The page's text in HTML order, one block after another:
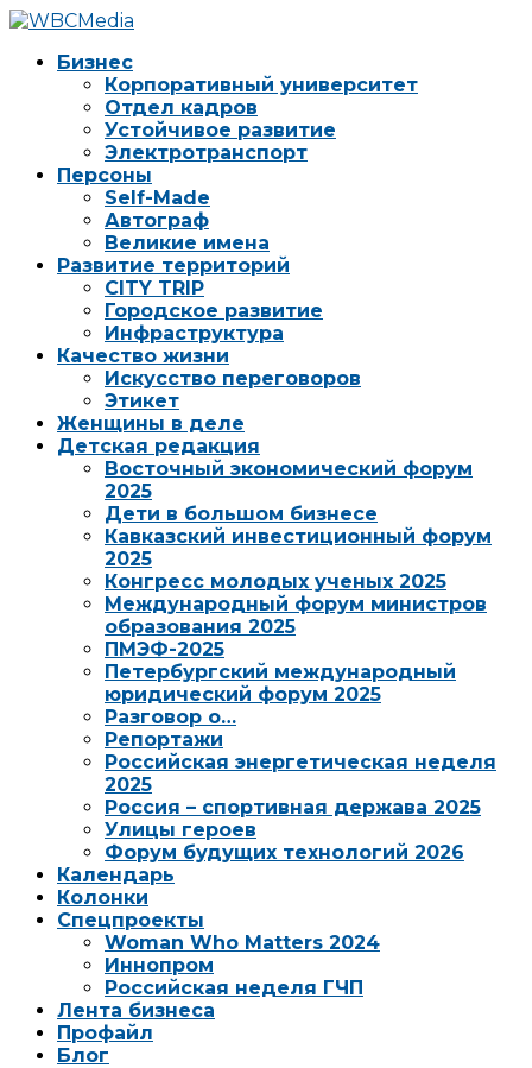
Бизнес
Корпоративный университет
Отдел кадров
Устойчивое развитие
Электротранспорт
Персоны
Self-Made
Автограф
Великие имена
Развитие территорий
CITY TRIP
Городское развитие
Инфраструктура
Качество жизни
Искусство переговоров
Этикет
Женщины в деле
Детская редакция
Восточный экономический форум
2025
Дети в большом бизнесе
Кавказский инвестиционный форум
2025
Конгресс молодых ученых 2025
Международный форум министров
образования 2025
ПМЭФ-2025
Петербургский международный
юридический форум 2025
Разговор о…
Репортажи
Российская энергетическая неделя
2025
Россия – спортивная держава 2025
Улицы героев
Форум будущих технологий 2026
Календарь
Колонки
Спецпроекты
Woman Who Matters 2024
Иннопром
Российская неделя ГЧП
Лента бизнеса
Профайл
Блог